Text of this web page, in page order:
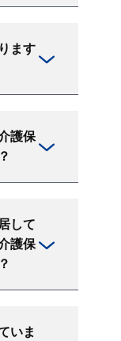
ます
護保
して
護保
いま